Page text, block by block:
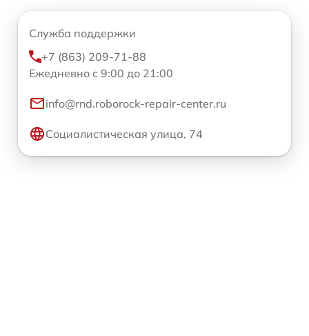
Служба поддержки
+7 (863) 209-71-88
Ежедневно с 9:00 до 21:00
info@rnd.roborock-repair-center.ru
Социалистическая улица, 74